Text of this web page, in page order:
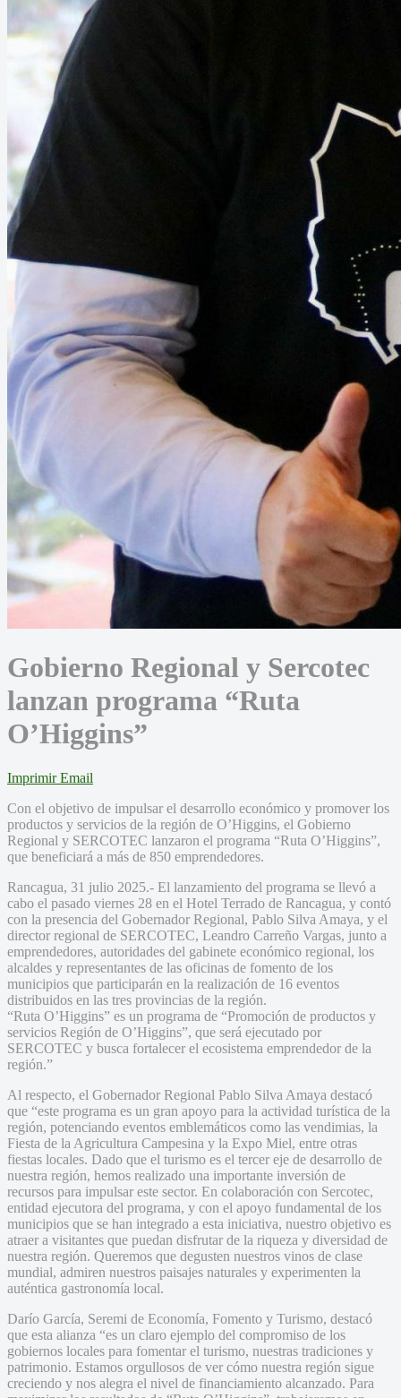
Gobierno Regional y Sercotec
lanzan programa “Ruta
O’Higgins”
Imprimir Email
Con el objetivo de impulsar el desarrollo económico y promover los
productos y servicios de la región de O’Higgins, el Gobierno
Regional y SERCOTEC lanzaron el programa “Ruta O’Higgins”,
que beneficiará a más de 850 emprendedores.
Rancagua, 31 julio 2025.- El lanzamiento del programa se llevó a
cabo el pasado viernes 28 en el Hotel Terrado de Rancagua, y contó
con la presencia del Gobernador Regional, Pablo Silva Amaya, y el
director regional de SERCOTEC, Leandro Carreño Vargas, junto a
emprendedores, autoridades del gabinete económico regional, los
alcaldes y representantes de las oficinas de fomento de los
municipios que participarán en la realización de 16 eventos
distribuidos en las tres provincias de la región.
“Ruta O’Higgins” es un programa de “Promoción de productos y
servicios Región de O’Higgins”, que será ejecutado por
SERCOTEC y busca fortalecer el ecosistema emprendedor de la
región.”
Al respecto, el Gobernador Regional Pablo Silva Amaya destacó
que “este programa es un gran apoyo para la actividad turística de la
región, potenciando eventos emblemáticos como las vendimias, la
Fiesta de la Agricultura Campesina y la Expo Miel, entre otras
fiestas locales. Dado que el turismo es el tercer eje de desarrollo de
nuestra región, hemos realizado una importante inversión de
recursos para impulsar este sector. En colaboración con Sercotec,
entidad ejecutora del programa, y con el apoyo fundamental de los
municipios que se han integrado a esta iniciativa, nuestro objetivo es
atraer a visitantes que puedan disfrutar de la riqueza y diversidad de
nuestra región. Queremos que degusten nuestros vinos de clase
mundial, admiren nuestros paisajes naturales y experimenten la
auténtica gastronomía local.
Darío García, Seremi de Economía, Fomento y Turismo, destacó
que esta alianza “es un claro ejemplo del compromiso de los
gobiernos locales para fomentar el turismo, nuestras tradiciones y
patrimonio. Estamos orgullosos de ver cómo nuestra región sigue
creciendo y nos alegra el nivel de financiamiento alcanzado. Para